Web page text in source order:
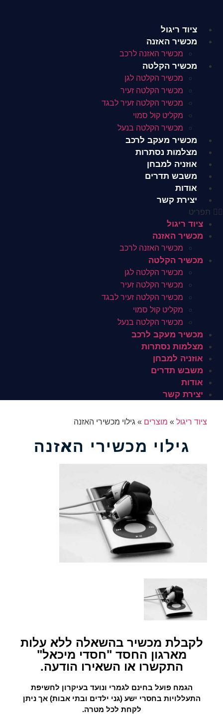
ציוד ריגול
מכשיר האזנה
מכשיר האזנה לרכב
מכשיר הקלטה
מכשיר הקלטה לגן
מכשיר הקלטה זעיר
מכשיר הקלטה זעיר לבגד
מקליט קול סמוי
מכשיר הקלטה בנעל
מכשיר מעקב לרכב
מצלמות נסתרות
אוזניה למבחן
משבש תדרים
אודות
יצירת קשר
תפריט
ציוד ריגול
מכשיר האזנה
מכשיר האזנה לרכב
מכשיר הקלטה
מכשיר הקלטה לגן
מכשיר הקלטה זעיר
מכשיר הקלטה זעיר לבגד
מקליט קול סמוי
מכשיר הקלטה בנעל
מכשיר מעקב לרכב
מצלמות נסתרות
אוזניה למבחן
משבש תדרים
אודות
יצירת קשר
ציוד ריגול » מוצרים » גילוי מכשירי האזנה
גילוי מכשירי האזנה
לקבלת מכשיר בהשאלה ללא עלות
מארגון החסד "חסדי מיכאל"
התקשרו או השאירו הודעה.
הגמח פועל בחינם לגמרי ונועד בעיקרון לחשיפת
התעללויות בחסרי ישע (גני ילדים ובתי אבות) אך ניתן
לקחת לכל מטרה.